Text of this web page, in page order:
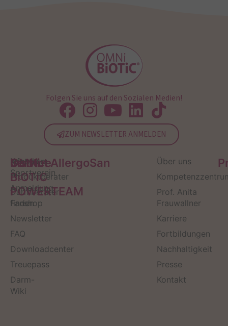
Folgen Sie uns auf den Sozialen Medien!
ZUM NEWSLETTER ANMELDEN
Service
Kontakt
Produktberater
Darmberater
finden
Newsletter
FAQ
Downloadcenter
Treuepass
Darm-
Wiki
OMNi-
BiOTiC
POWERTEAM
Infos zum
Sportverein
Anmeldung
Fanshop
Institut AllergoSan
Über uns
Prof. Anita
Frauwallner
Karriere
Fortbildungen
Nachhaltigkeit
Presse
Kontakt